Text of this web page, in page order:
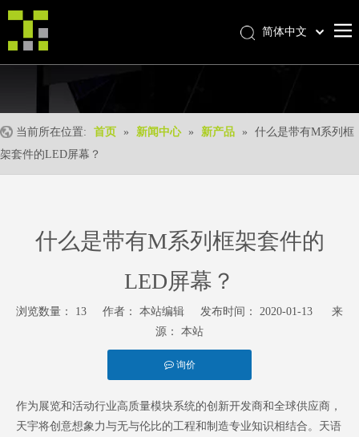
简体中文
日本語
Nederlands
Français
当前所在位置: 首页 » 新闻中心 » 新产品 »
什么是带有M系列框
架套件的LED屏幕？
什么是带有M系列框架套件的
LED屏幕？
浏览数量： 13 作者： 本站编辑 发布时间： 2020-01-13 来
源： 本站
询价
["facebook","twitter","line","wechat","linkedin","pinterest","whatsapp"]
作为展览和活动行业高质量模块系统的创新开发商和全球供应商，
天宇将创意想象力与无与伦比的工程和制造专业知识相结合。天语